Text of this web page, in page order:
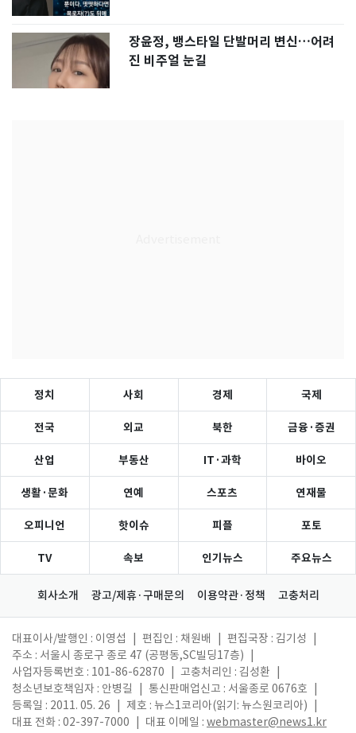
장윤정, 뱅스타일 단발머리 변신…어려
진 비주얼 눈길
정치 사회 경제 국제
전국 외교 북한 금융·증권
산업 부동산 IT·과학 바이오
생활·문화 연예 스포츠 연재물
오피니언 핫이슈 피플 포토
TV 속보 인기뉴스 주요뉴스
회사소개 광고/제휴·구매문의 이용약관·정책 고충처리
대표이사/발행인 : 이영섭 편집인 : 채원배 편집국장 : 김기성
주소 : 서울시 종로구 종로 47 (공평동,SC빌딩17층)
사업자등록번호 : 101-86-62870
고충처리인 : 김성환
청소년보호책임자 : 안병길
통신판매업신고 : 서울종로 0676호
등록일 : 2011. 05. 26
제호 : 뉴스1코리아(읽기: 뉴스원코리아)
대표 전화 : 02-397-7000
대표 이메일 : webmaster@news1.kr